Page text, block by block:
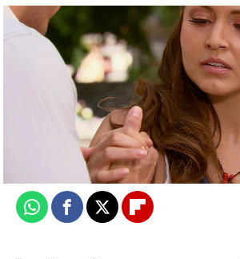
Publicado:24 de junio de 2026, 21:00
WhatsappFacebook
X Flipboard